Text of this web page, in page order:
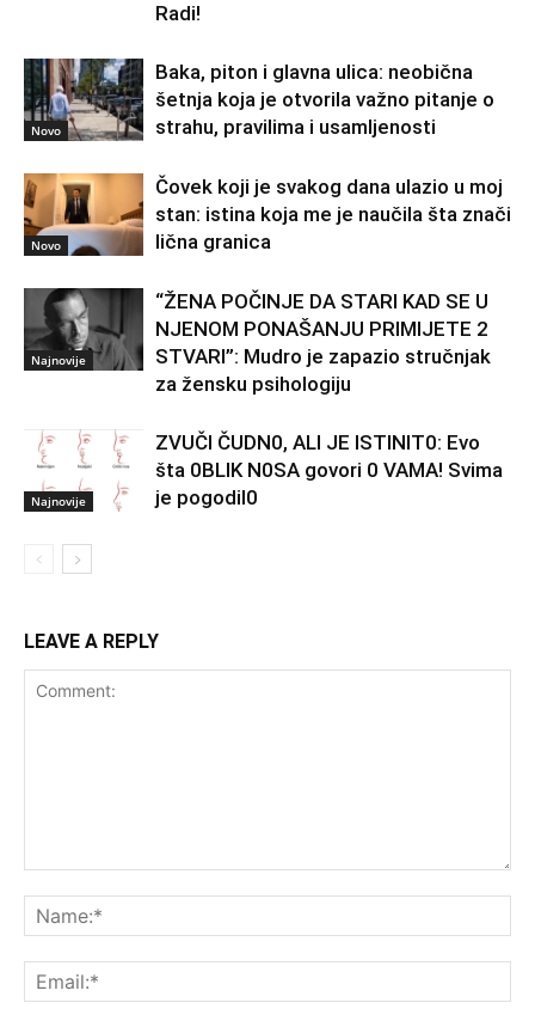
Radi!
Novo
Baka, piton i glavna ulica: neobična
šetnja koja je otvorila važno pitanje o
strahu, pravilima i usamljenosti
Novo
Čovek koji je svakog dana ulazio u moj
stan: istina koja me je naučila šta znači
lična granica
Najnovije
“ŽENA POČINJE DA STARI KAD SE U
NJENOM PONAŠANJU PRIMIJETE 2
STVARI”: Mudro je zapazio stručnjak
za žensku psihologiju
Najnovije
ZVUČI ČUDN0, ALI JE ISTINIT0: Evo
šta 0BLIK N0SA govori 0 VAMA! Svima
je pogodil0
LEAVE A REPLY